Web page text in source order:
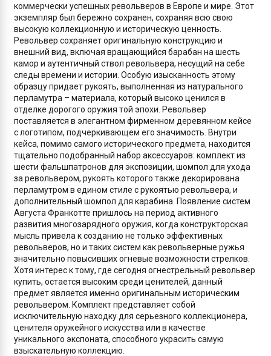
коммерчески успешных револьверов в Европе и мире. Этот
экземпляр был бережно сохранен, сохраняя всю свою
высокую коллекционную и историческую ценность.
Револьвер сохраняет оригинальную конструкцию и
внешний вид, включая вращающийся барабан на шесть
камор и аутентичный ствол револьвера, несущий на себе
следы времени и истории. Особую изысканность этому
образцу придает рукоять, выполненная из натурального
перламутра – материала, который высоко ценился в
отделке дорогого оружия той эпохи. Револьвер
поставляется в элегантном фирменном деревянном кейсе
с логотипом, подчеркивающем его значимость. Внутри
кейса, помимо самого исторического предмета, находится
тщательно подобранный набор аксессуаров: комплект из
шести фальшпатронов для экспозиции, шомпол для ухода
за револьвером, рукоять которого также декорирована
перламутром в едином стиле с рукоятью револьвера, и
дополнительный шомпол для карабина. Появление систем
Августа Франкотте пришлось на период активного
развития многозарядного оружия, когда конструкторская
мысль привела к созданию не только эффективных
револьверов, но и таких систем как револьверные ружья
значительно повысивших огневые возможности стрелков.
Хотя интерес к тому, где сегодня огнестрельный револьвер
купить, остается высоким среди ценителей, данный
предмет является именно оригинальным историческим
револьвером. Комплект представляет собой
исключительную находку для серьезного коллекционера,
ценителя оружейного искусства или в качестве
уникального экспоната, способного украсить самую
взыскательную коллекцию.